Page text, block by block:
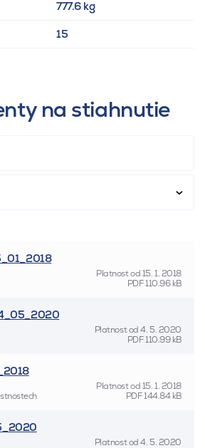
777.6 kg
15
na stiahnutie
Platnost od15. 1. 2018
PDF110.96 kB
Platnost od4. 5. 2020
PDF110.99 kB
Platnost od15. 1. 2018
PDF144.84 kB
Platnost od4. 5. 2020